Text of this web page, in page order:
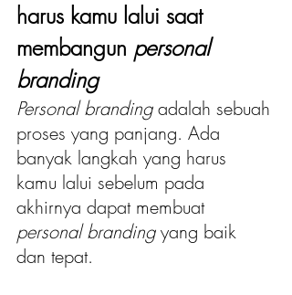
harus kamu lalui saat
membangun personal
branding
Personal branding adalah sebuah
proses yang panjang. Ada
banyak langkah yang harus
kamu lalui sebelum pada
akhirnya dapat membuat
personal branding yang baik
dan tepat.